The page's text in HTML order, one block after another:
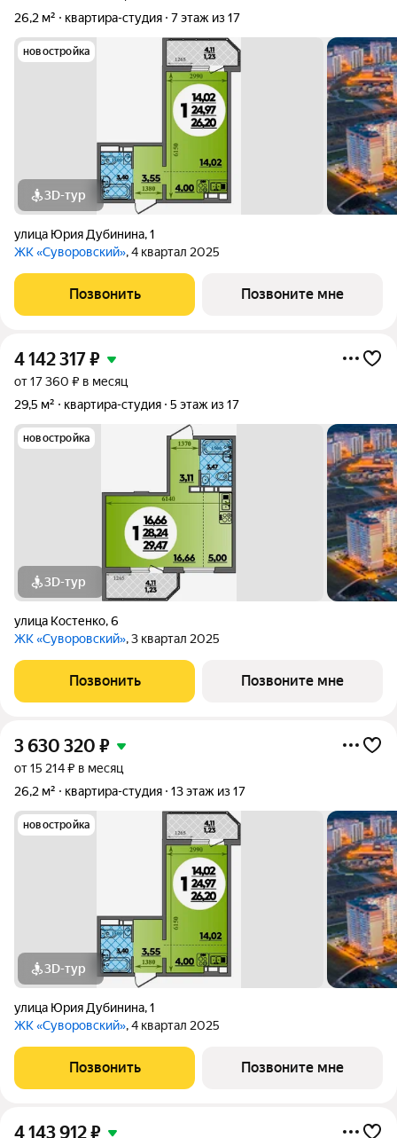
26,2 м²
квартира-студия 7 этаж из 17
новостройка
3D-тур
улица Юрия Дубинина,1
ЖК «Суворовский», 4 квартал 2025
Позвонить Позвоните мне
4 142 317₽
от 17 360 ₽ в месяц
29,5 м²
квартира-студия 5 этаж из 17
новостройка
3D-тур
улица Костенко,6
ЖК «Суворовский», 3 квартал 2025
Позвонить Позвоните мне
3 630 320 ₽
от 15 214 ₽ в месяц
26,2 м²
квартира-студия 13 этаж из 17
новостройка
3D-тур
улица Юрия Дубинина,1
ЖК «Суворовский», 4 квартал 2025
Позвонить Позвоните мне
4 143 912₽